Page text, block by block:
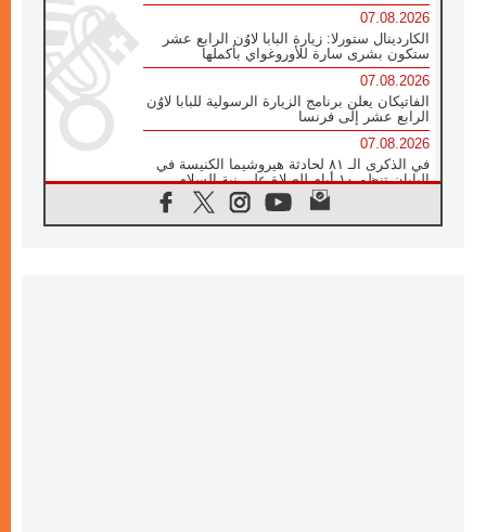
07.08.2026
الكاردينال ستورلا: زيارة البابا لاوُن الرابع عشر
ستكون بشرى سارة للأوروغواي بأكملها
07.08.2026
الفاتيكان يعلن برنامج الزيارة الرسولية للبابا لاوُن
الرابع عشر إلى فرنسا
07.08.2026
في الذكرى الـ ٨١ لحادثة هيروشيما الكنيسة في
اليابان تنظم ١٠ أيام للصلاة على نية السلام
الكنيسة في الأوروغواي: زيارة البابا ستعزز